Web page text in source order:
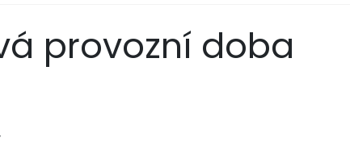
provozní doba